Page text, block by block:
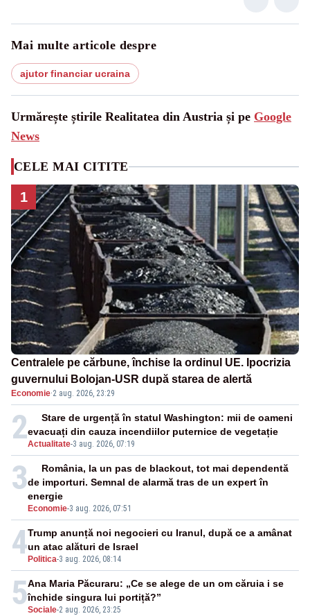
Mai multe articole despre
ajutor financiar ucraina
Urmărește știrile Realitatea din Austria și pe Google
News
CELE MAI CITITE
1
Centralele pe cărbune, închise la ordinul UE. Ipocrizia
guvernului Bolojan-USR după starea de alertă
Economie·2 aug. 2026, 23:29
2Actualitate-3 aug. 2026, 07:19
Stare de urgență în statul Washington: mii de oameni
evacuați din cauza incendiilor puternice de vegetație
3
Economie-3 aug. 2026, 07:51
România, la un pas de blackout, tot mai dependentă
de importuri. Semnal de alarmă tras de un expert în
energie
4Politica-3 aug. 2026, 08:14
Trump anunță noi negocieri cu Iranul, după ce a amânat
un atac alături de Israel
5Sociale-2 aug. 2026, 23:25
Ana Maria Păcuraru: „Ce se alege de un om căruia i se
închide singura lui portiță?”